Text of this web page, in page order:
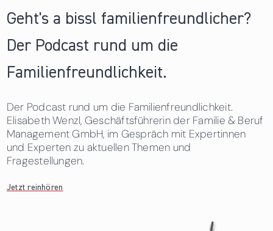
Geht's a bissl familienfreundlicher?
Der Podcast rund um die
Familienfreundlichkeit.
Der Podcast rund um die Familienfreundlichkeit.
Elisabeth Wenzl, Geschäftsführerin der Familie & Beruf
Management GmbH, im Gespräch mit Expertinnen
und Experten zu aktuellen Themen und
Fragestellungen.
Jetzt reinhören